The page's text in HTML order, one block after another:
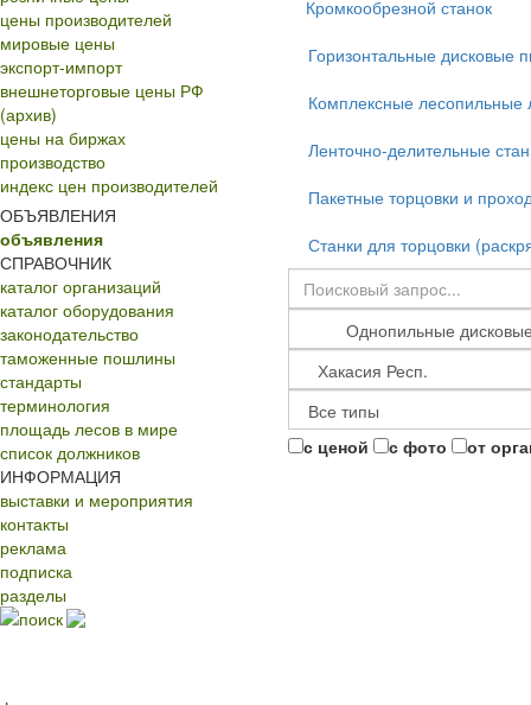
цены производителей
мировые цены
экспорт-импорт
внешнеторговые цены РФ
(архив)
цены на биржах
производство
индекс цен производителей
ОБЪЯВЛЕНИЯ
объявления
СПРАВОЧНИК
каталог организаций
каталог оборудования
законодательство
таможенные пошлины
стандарты
терминология
площадь лесов в мире
список должников
ИНФОРМАЦИЯ
выставки и мероприятия
контакты
реклама
подписка
разделы
поиск
Кромкообрезной станок
Горизонтальные дисковые
Комплексные лесопильные
Ленточно-делительные
Пакетные торцовки и
Станки для торцовки
с ценой с фото от